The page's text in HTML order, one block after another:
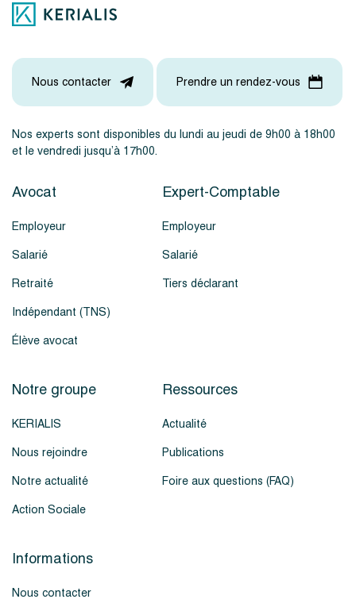
Nos experts sont disponibles du lundi au jeudi de 9h00 à 18h00
et le vendredi jusqu’à 17h00.
Nous contacter Prendre un rendez-vous
Avocat
Employeur
Salarié
Retraité
Indépendant (TNS)
Élève avocat
Expert-Comptable
Employeur
Salarié
Tiers déclarant
Notre groupe
KERIALIS
Nous rejoindre
Notre actualité
Action Sociale
Ressources
Actualité
Publications
Foire aux questions (FAQ)
Informations
Nous contacter